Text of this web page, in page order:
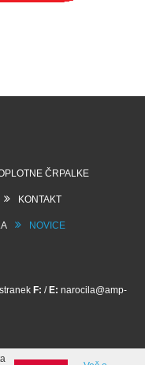
ČRPALKE
KONTAKT
NOVICE
F: /E: narocila@amp-